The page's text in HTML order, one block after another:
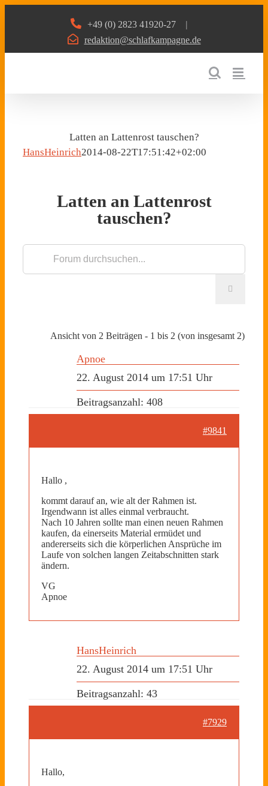
+49 (0) 2823 41920-27
|
redaktion@schlafkampagne.de
Latten an Lattenrost tauschen?
HansHeinrich2014-08-22T17:51:42+02:00
Latten an Lattenrost
tauschen?
Ansicht von 2 Beiträgen - 1 bis 2 (von insgesamt 2)
Apnoe
22. August 2014 um 17:51 Uhr
Beitragsanzahl: 408
#9841
Hallo ,
kommt darauf an, wie alt der Rahmen ist.
Irgendwann ist alles einmal verbraucht.
Nach 10 Jahren sollte man einen neuen Rahmen
kaufen, da einerseits Material ermüdet und
andererseits sich die körperlichen Ansprüche im
Laufe von solchen langen Zeitabschnitten stark
ändern.
VG
Apnoe
HansHeinrich
22. August 2014 um 17:51 Uhr
Beitragsanzahl: 43
#7929
Hallo,